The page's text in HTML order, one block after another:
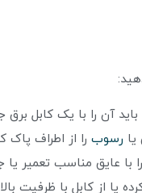
آن را با یک کابل برق
رسوب را از اطراف پاک
عایق مناسب تعمیر یا
یا از کابل با ظرفیت